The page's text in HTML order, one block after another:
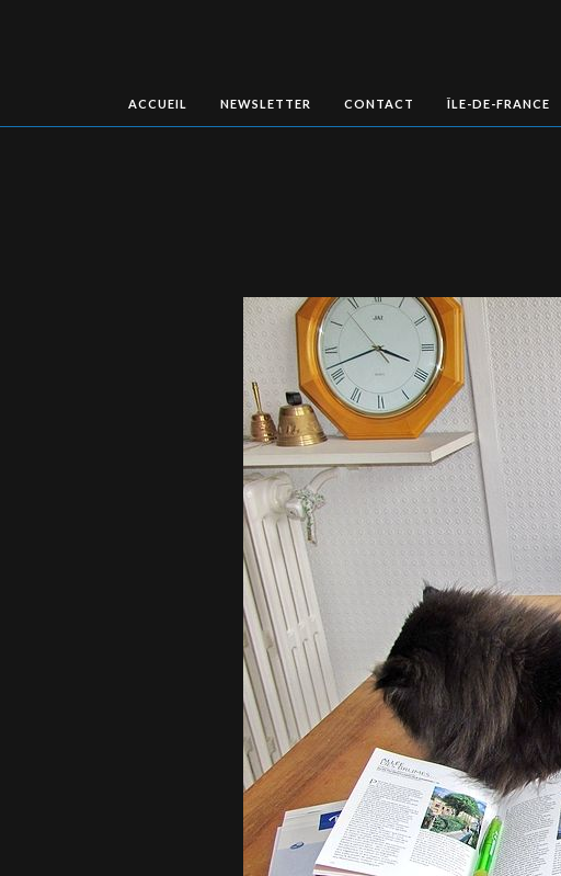
ACCUEIL NEWSLETTER CONTACT ÎLE-DE-FRANCE